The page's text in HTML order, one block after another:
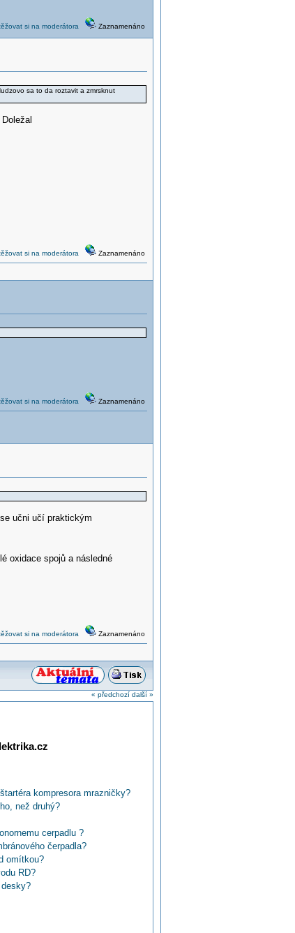
si na moderátora Zaznamenáno
sa to da roztavit a zmrsknut
si na moderátora Zaznamenáno
si na moderátora Zaznamenáno
učni učí praktickým
oxidace spojů a následné
si na moderátora Zaznamenáno
« předchozí další »
kompresora mrazničky?
než druhý?
cerpadlu ?
čerpadla?
omítkou?
RD?